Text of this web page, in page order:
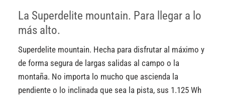
La Superdelite mountain. Para llegar a lo
más alto.
Superdelite mountain. Hecha para disfrutar al máximo y
de forma segura de largas salidas al campo o la
montaña. No importa lo mucho que ascienda la
pendiente o lo inclinada que sea la pista, sus 1.125 Wh